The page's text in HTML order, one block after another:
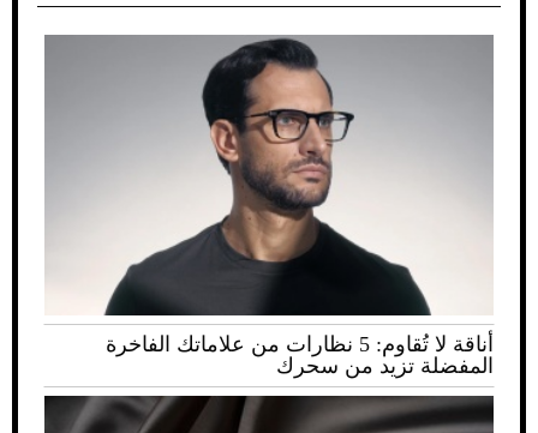
أناقة لا تُقاوم: 5 نظارات من علاماتك الفاخرة
المفضلة تزيد من سحرك